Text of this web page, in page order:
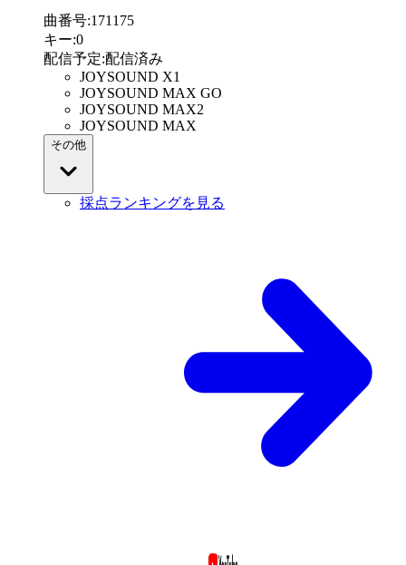
曲番号:171175
キー:0
配信予定:配信済み
JOYSOUND X1
JOYSOUND MAX GO
JOYSOUND MAX2
JOYSOUND MAX
その他
採点ランキングを見る